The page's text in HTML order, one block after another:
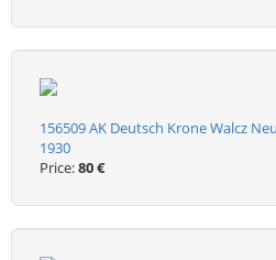
156509 AK Deutsch Krone Walcz
1930
Price:80 €